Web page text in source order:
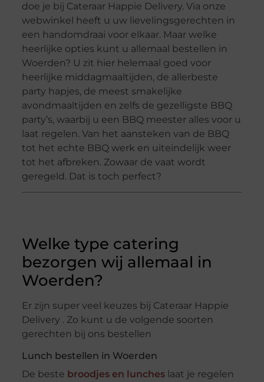
doe je bij Cateraar Happie Delivery. Via onze
webwinkel heeft u uw lievelingsgerechten in
een handomdraai voor elkaar. Maar welke
heerlijke opties kunt u allemaal bestellen in
Woerden? U zit hier helemaal goed voor
heerlijke middagmaaltijden, de allerbeste
party hapjes, de meest smakelijke
avondmaaltijden en zelfs de gezelligste BBQ
party’s, waarbij u een BBQ meester alles voor u
laat regelen. Van het aansteken van de BBQ
tot het echte BBQ werk en uiteindelijk weer
tot het afbreken. Zowaar de vaat wordt
geregeld. Dat is toch perfect?
Welke type catering
bezorgen wij allemaal in
Woerden?
Er zijn super veel keuzes bij Cateraar Happie
Delivery . Zo kunt u de volgende soorten
gerechten bij ons bestellen
Lunch bestellen in Woerden
De beste broodjes en luncheslaat je regelen